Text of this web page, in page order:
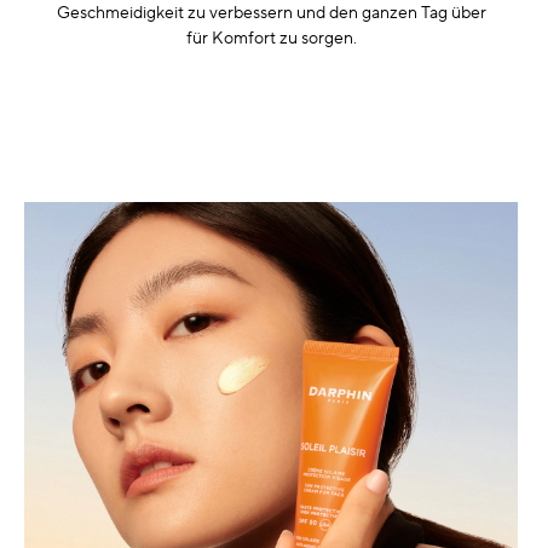
Geschmeidigkeit zu verbessern und den ganzen Tag über
für Komfort zu sorgen.